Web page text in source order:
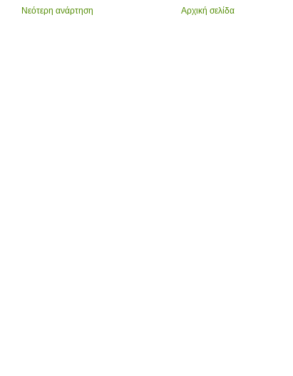
Νεότερη ανάρτηση Αρχική σελίδα